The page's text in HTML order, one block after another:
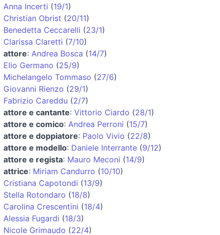
Anna Incerti (19/1)
Christian Obrist (20/11)
Benedetta Ceccarelli (23/1)
Clarissa Claretti (7/10)
attore: Andrea Bosca (14/7)
Elio Germano (25/9)
Michelangelo Tommaso (27/6)
Giovanni Rienzo (29/1)
Fabrizio Careddu (2/7)
attore e cantante: Vittorio Ciardo (28/1)
attore e comico: Andrea Perroni (15/7)
attore e doppiatore: Paolo Vivio (22/8)
attore e modello: Daniele Interrante (9/12)
attore e regista: Mauro Meconi (14/9)
attrice: Miriam Candurro (10/10)
Cristiana Capotondi (13/9)
Stella Rotondaro (18/8)
Carolina Crescentini (18/4)
Alessia Fugardi (18/3)
Nicole Grimaudo (22/4)